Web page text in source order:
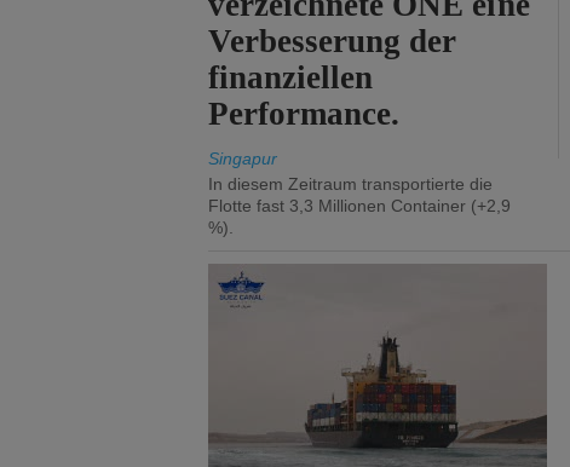
Verbesserung der
finanziellen
Performance.
Singapur
In diesem Zeitraum transportierte die
Flotte fast 3,3 Millionen Container (+2,9
%).